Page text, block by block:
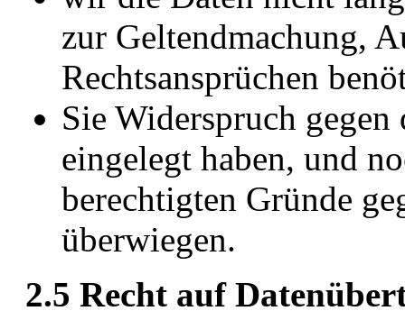
zur Geltendmachung,
Rechtsansprüchen
Sie Widerspruch
eingelegt haben, und
berechtigten Gründe
überwiegen.
2.5 Recht auf